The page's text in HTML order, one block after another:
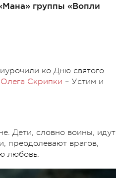
группы «Вопли
ко Дню святого
Олега Скрипки – Устим и
Дети, словно воины, идут
преодолевают врагов,
любовь.